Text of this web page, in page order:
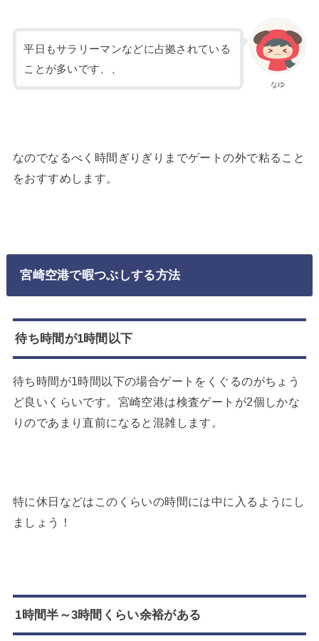
なゆ
平日もサラリーマンなどに占拠されている
ことが多いです、、
なのでなるべく時間ぎりぎりまでゲートの外で粘ること
をおすすめします。
宮崎空港で暇つぶしする方法
待ち時間が1時間以下
待ち時間が1時間以下の場合ゲートをくぐるのがちょう
ど良いくらいです。宮崎空港は検査ゲートが2個しかな
りのであまり直前になると混雑します。
特に休日などはこのくらいの時間には中に入るようにし
ましょう！
1時間半～3時間くらい余裕がある